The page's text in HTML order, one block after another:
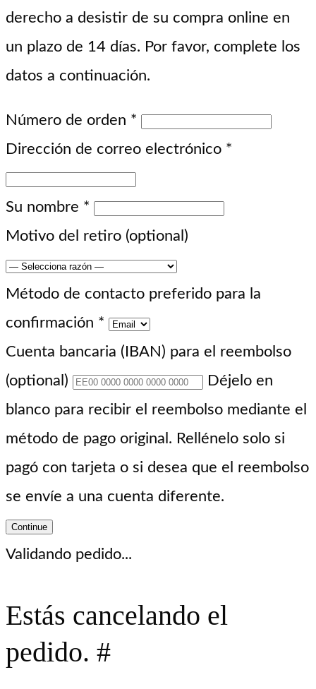
derecho a desistir de su compra online en
un plazo de 14 días. Por favor, complete los
datos a continuación.
Número de orden *
Dirección de correo electrónico *
Su nombre *
Motivo del retiro (optional)
Método de contacto preferido para la
confirmación *
Cuenta bancaria (IBAN) para el reembolso
(optional)
Déjelo en
blanco para recibir el reembolso mediante el
método de pago original. Rellénelo solo si
pagó con tarjeta o si desea que el reembolso
se envíe a una cuenta diferente.
Continue
Validando pedido...
Estás cancelando el
pedido. #